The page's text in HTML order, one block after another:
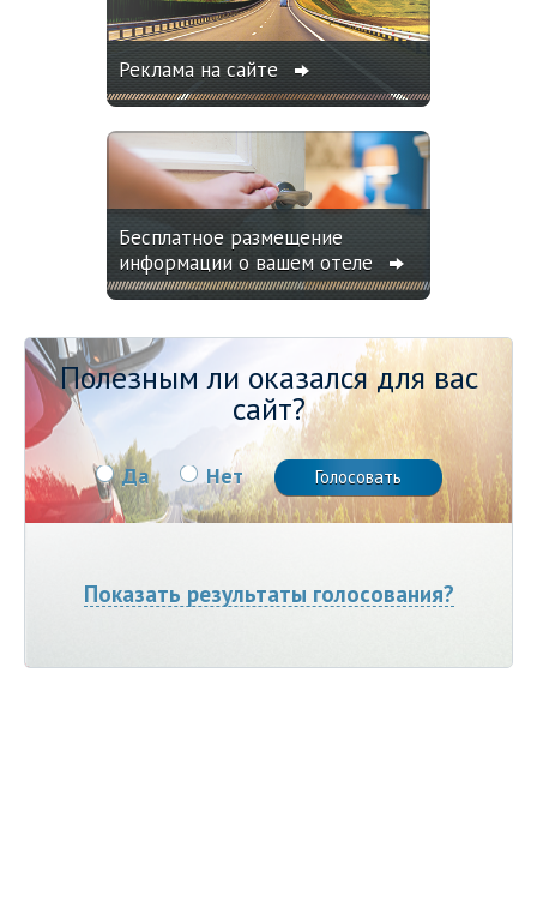
Реклама на сайте
Бесплатное размещение
информации о вашем отеле
Полезным ли оказался для вас
сайт?
Да Нет
Показать результаты голосования?